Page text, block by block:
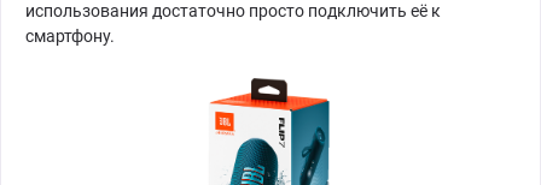
использования достаточно просто подключить её к
смартфону.